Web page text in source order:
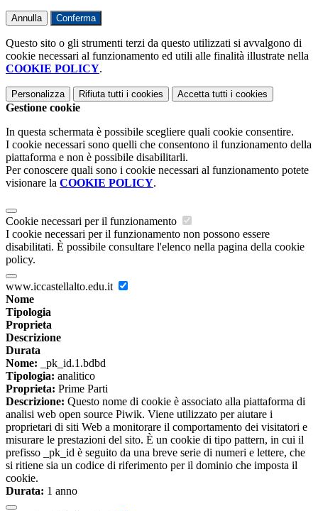
Annulla Conferma
Questo sito o gli strumenti terzi da questo utilizzati si avvalgono di
cookie necessari al funzionamento ed utili alle finalità illustrate nella
COOKIE POLICY.
Personalizza Rifiuta tutti i cookies Accetta tutti i cookies
Gestione cookie
In questa schermata è possibile scegliere quali cookie consentire.
I cookie necessari sono quelli che consentono il funzionamento della
piattaforma e non è possibile disabilitarli.
Per conoscere quali sono i cookie necessari al funzionamento potete
visionare la COOKIE POLICY.
Cookie necessari per il funzionamento
I cookie necessari per il funzionamento non possono essere
disabilitati. È possibile consultare l'elenco nella pagina della cookie
policy.
www.iccastellalto.edu.it
Nome
Tipologia
Proprieta
Descrizione
Durata
Nome: _pk_id.1.bdbd
Tipologia: analitico
Proprieta: Prime Parti
Descrizione: Questo nome di cookie è associato alla piattaforma di
analisi web open source Piwik. Viene utilizzato per aiutare i
proprietari di siti Web a monitorare il comportamento dei visitatori e
misurare le prestazioni del sito. È un cookie di tipo pattern, in cui il
prefisso _pk_id è seguito da una breve serie di numeri e lettere, che
si ritiene sia un codice di riferimento per il dominio che imposta il
cookie.
Durata: 1 anno